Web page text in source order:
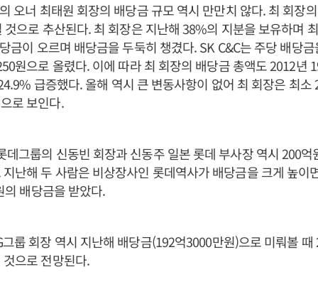
오너 최태원 회장의 배당금 규모 역시 만만치 않다. 최 회장
으로 추산된다. 최 회장은 지난해 38%의 지분을 보유하며
금이 오르며 배당금을 두둑히 챙겼다. SK C&C는 주당 배당
원으로 올렸다. 이에 따라 최 회장의 배당금 총액도 2012년
급증했다. 올해 역시 큰 변동사항이 없어 최 회장은 최소
로 보인다.
데그룹의 신동빈 회장과 신동주 일본 롯데 부사장 역시 200억
난해 두 사람은 비상장사인 롯데역사가 배당금을 크게 높이
배당금을 받았다.
룹 회장 역시 지난해 배당금(192억3000만원)으로 미뤄볼
으로 전망된다.